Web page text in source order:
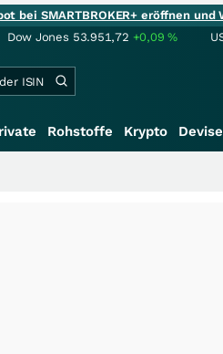
bei SMARTBROKER+ eröffnen
Dow Jones 53.951,72 +0,09%
Rohstoffe Krypto